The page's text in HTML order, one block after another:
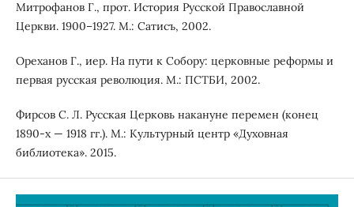
Митрофанов Г., прот. История Русской Православной
Церкви. 1900–1927. М.: Сатисъ, 2002.
Ореханов Г., иер. На пути к Собору: церковные реформы и
первая русская революция. М.: ПСТБИ, 2002.
Фирсов С. Л. Русская Церковь накануне перемен (конец
1890-х — 1918 гг.). М.: Культурный центр «Духовная
библиотека». 2015.